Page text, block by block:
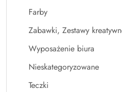
Farby
Zabawki, Zestawy
Wyposażenie biura
Nieskategoryzowane
Teczki